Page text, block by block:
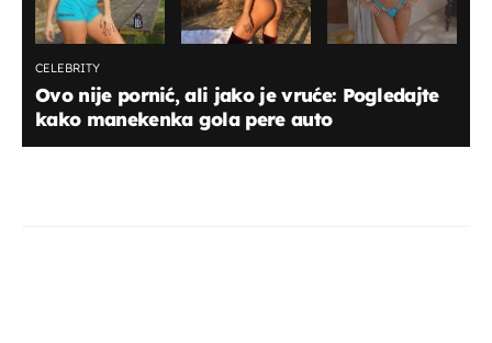
CELEBRITY
Ovo nije pornić, ali jako je vruće: Pogledajte
kako manekenka gola pere auto